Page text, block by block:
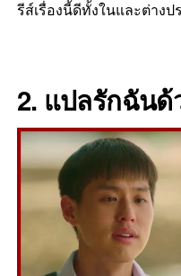
รีส์เรื่องนี้ดีทั้งในและต่างป
2. แปลรักฉันด้